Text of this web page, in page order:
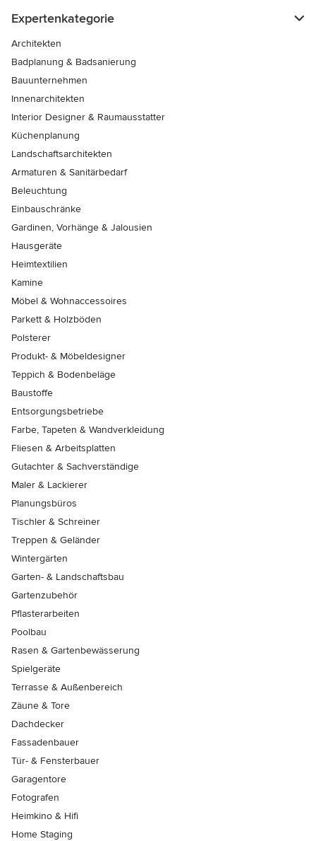
Expertenkategorie
Architekten
Badplanung & Badsanierung
Bauunternehmen
Innenarchitekten
Interior Designer & Raumausstatter
Küchenplanung
Landschaftsarchitekten
Armaturen & Sanitärbedarf
Beleuchtung
Einbauschränke
Gardinen, Vorhänge & Jalousien
Hausgeräte
Heimtextilien
Kamine
Möbel & Wohnaccessoires
Parkett & Holzböden
Polsterer
Produkt- & Möbeldesigner
Teppich & Bodenbeläge
Baustoffe
Entsorgungsbetriebe
Farbe, Tapeten & Wandverkleidung
Fliesen & Arbeitsplatten
Gutachter & Sachverständige
Maler & Lackierer
Planungsbüros
Tischler & Schreiner
Treppen & Geländer
Wintergärten
Garten- & Landschaftsbau
Gartenzubehör
Pflasterarbeiten
Poolbau
Rasen & Gartenbewässerung
Spielgeräte
Terrasse & Außenbereich
Zäune & Tore
Dachdecker
Fassadenbauer
Tür- & Fensterbauer
Garagentore
Fotografen
Heimkino & Hifi
Home Staging